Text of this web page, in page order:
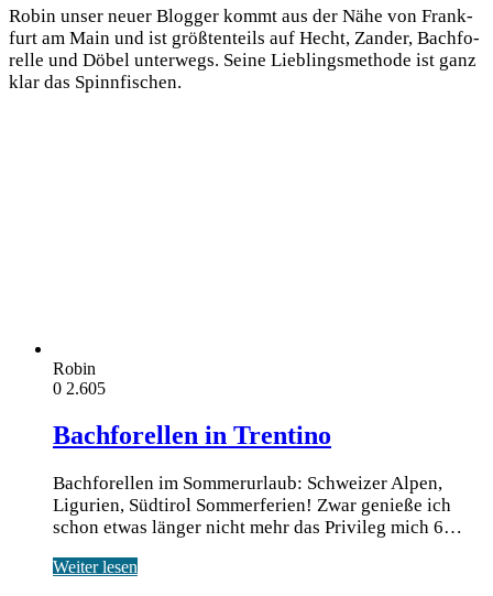
Robin unser neu­er Blog­ger kommt aus der Nähe von Frank­
furt am Main und ist größ­ten­teils auf Hecht, Zan­der, Bach­fo­
rel­le und Döbel unter­wegs. Sei­ne Lieb­lings­me­tho­de ist ganz
klar das Spinnfischen.
Robin
0 2.605
Bachforellen in Trentino
Bachforellen im Sommerurlaub: Schweizer Alpen,
Ligurien, Südtirol Som­mer­fe­ri­en! Zwar genie­ße ich
schon etwas län­ger nicht mehr das Pri­vi­leg mich 6…
Weiter lesen